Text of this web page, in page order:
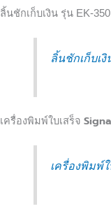
ลิ้นชักเก็บเงิน รุ่น EK-350
ลิ้นชักเก็บเ
เครื่องพิมพ์ใบเสร็จ
เครื่องพิมพ์ใ